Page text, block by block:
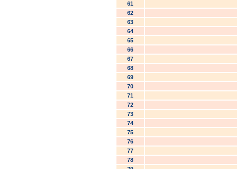
61
62
63
64
65
66
67
68
69
70
71
72
73
74
75
76
77
78